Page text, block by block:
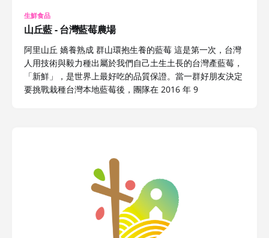
生鮮食品
山丘藍 - 台灣藍莓農場
阿里山丘 嬌養熟成 群山環抱生養的藍莓 這是第一次，台灣
人用技術與毅力種出屬於我們自己土生土長的台灣產藍莓，
「新鮮」，是世界上最好吃的品質保證。當一群好朋友決定
要挑戰栽種台灣本地藍莓後，團隊在 2016 年 9